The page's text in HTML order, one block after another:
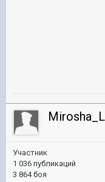
Участник
1 036 публикаций
3 864 боя